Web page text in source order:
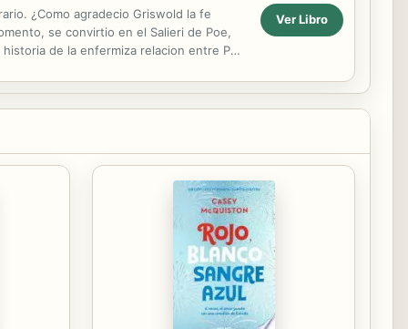
¿Como agradecio Griswold la fe
se convirtio en el Salieri de Poe,
de la enfermiza relacion entre Poe
Ver Libro